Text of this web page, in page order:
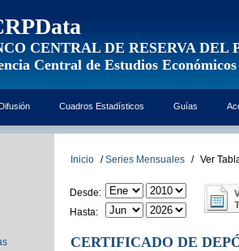
CENTRAL DE RESERVA DEL
Central de Estudios Económicos
Cuadros Estadísticos Guías
Inicio / Series Mensuales / Ver
Desde:
Hasta:
CERTIFICADO DE